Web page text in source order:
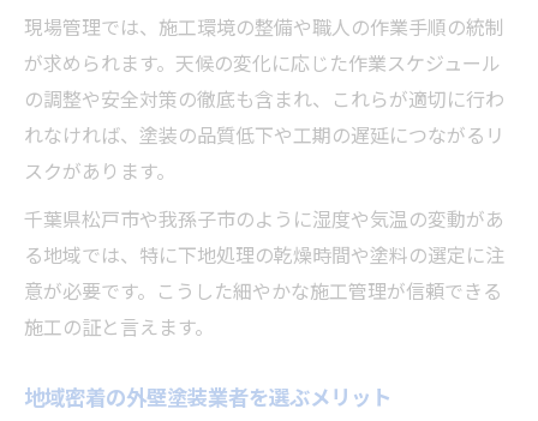
現場管理では、施工環境の整備や職人の作業手順の統制
が求められます。天候の変化に応じた作業スケジュール
の調整や安全対策の徹底も含まれ、これらが適切に行わ
れなければ、塗装の品質低下や工期の遅延につながるリ
スクがあります。
千葉県松戸市や我孫子市のように湿度や気温の変動があ
る地域では、特に下地処理の乾燥時間や塗料の選定に注
意が必要です。こうした細やかな施工管理が信頼できる
施工の証と言えます。
地域密着の外壁塗装業者を選ぶメリット